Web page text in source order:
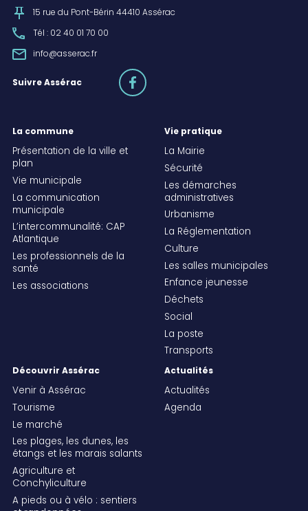
15 rue du Pont-Bérin 44410 Assérac
Tél : 02 40 01 70 00
info@asserac.fr
Suivre Assérac facebook
La commune
Présentation de la ville et
plan
Vie municipale
La communication
municipale
L’intercommunalité: CAP
Atlantique
Les professionnels de la
santé
Les associations
Vie pratique
La Mairie
Sécurité
Les démarches
administratives
Urbanisme
La Réglementation
Culture
Les salles municipales
Enfance jeunesse
Déchets
Social
La poste
Transports
Découvrir Assérac
Venir à Assérac
Tourisme
Le marché
Les plages, les dunes, les
étangs et les marais salants
Agriculture et
Conchyliculture
A pieds ou à vélo : sentiers
Actualités
Actualités
Agenda